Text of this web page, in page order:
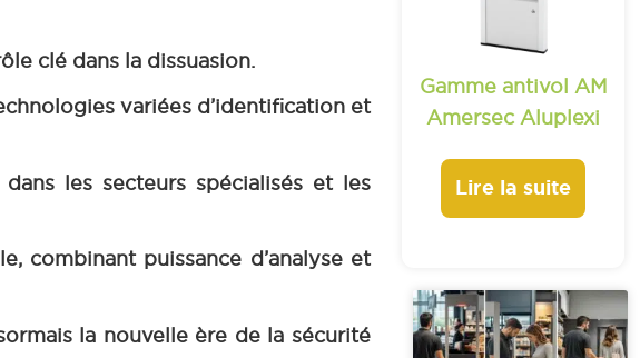
clé dans la dissuasion.
variées d’identification et
les secteurs spécialisés et les
combinant puissance d’analyse et
la nouvelle ère de la sécurité
Gamme antivol AM
Amersec Aluplexi
Lire la suite